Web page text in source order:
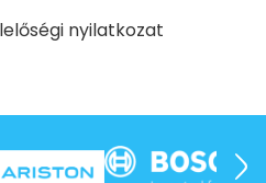
nyilatkozat